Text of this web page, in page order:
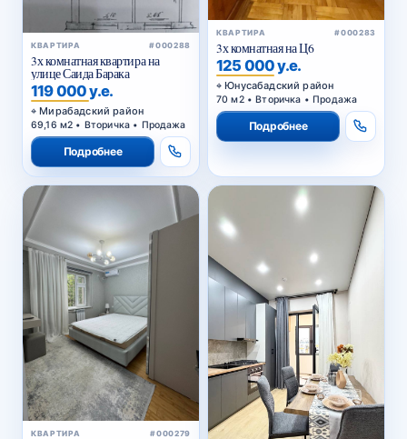
КВАРТИРА #000288
3х комнатная квартира на
улице Саида Барака
119 000 у.е.
Мирабадский район
69,16 м2 • Вторичка • Продажа
Подробнее
КВАРТИРА #000283
3х комнатная на Ц6
125 000 у.е.
Юнусабадский район
70 м2 • Вторичка • Продажа
Подробнее
КВАРТИРА #000279